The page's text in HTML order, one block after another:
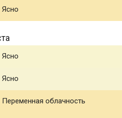
Ясно
Ясно
Ясно
Переменная облачность